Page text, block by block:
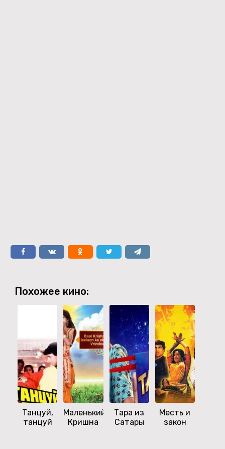
Похожее кино:
Танцуй,
танцуй
Маленький
Кришна
Тара из
Сатары
Месть и
закон